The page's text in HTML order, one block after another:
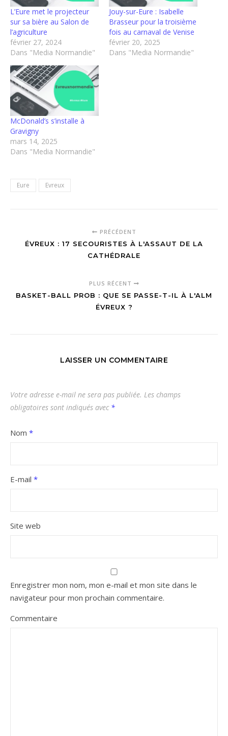
L’Eure met le projecteur
sur sa bière au Salon de
l’agriculture
février 27, 2024
Dans "Media Normandie"
Jouy-sur-Eure : Isabelle
Brasseur pour la troisième
fois au carnaval de Venise
février 20, 2025
Dans "Media Normandie"
McDonald’s s’installe à
Gravigny
mars 14, 2025
Dans "Media Normandie"
Eure Evreux
PRÉCÉDENT
ÉVREUX : 17 SECOURISTES À L'ASSAUT DE LA
CATHÉDRALE
PLUS RÉCENT
BASKET-BALL PROB : QUE SE PASSE-T-IL À L'ALM
ÉVREUX ?
LAISSER UN COMMENTAIRE
Votre adresse e-mail ne sera pas publiée. Les champs
obligatoires sont indiqués avec *
Nom *
E-mail *
Site web
Enregistrer mon nom, mon e-mail et mon site dans le
navigateur pour mon prochain commentaire.
Commentaire